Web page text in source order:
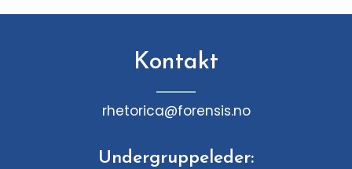
Kontakt
rhetorica@forensis.no
Undergruppeleder: